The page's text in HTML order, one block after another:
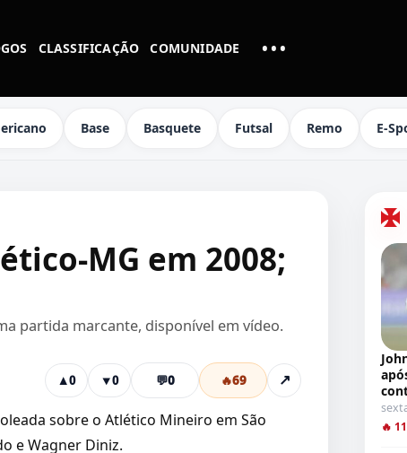
CLASSIFICAÇÃO COMUNIDADE •••MAIS LINKS DO MENU
Base Basquete Futsal Remo E-
MG em 2008;
partida marcante, disponível em vídeo.
▲0 ▼0 💬0 🔥69 ↗
sobre o Atlético Mineiro em São
e Wagner Diniz.
🔥 11